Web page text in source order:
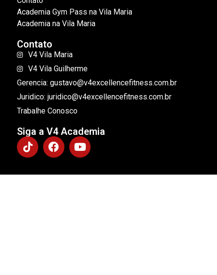
Academia Gym Pass na Vila Maria
Academia na Vila Maria
Contato
V4 Vila Maria
V4 Vila Guilherme
Gerencia: gustavo@v4excellencefitness.com.br
Juridico: juridico@v4excellencefitness.com.br
Trabalhe Conosco
Siga a V4 Academia